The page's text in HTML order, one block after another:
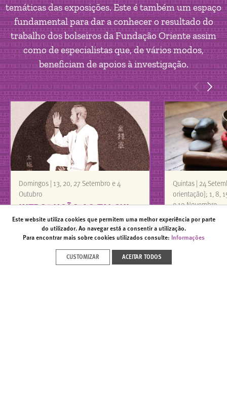
temáticas das exposições. Este é também um espaço
fundamental para dar a conhecer o resultado do
trabalho dos bolseiros da Fundação Oriente assim
como de especialistas que, de vários modos,
beneficiam de apoios à investigação.
< >
Domingos | 13, 20, 27 Setembro e 4
Outubro
SEMINÁRIO
Quintas | 24
orientação]; 1, 8,
e 19 Novembro
Dia de prática de
Este website utiliza cookies que permitem uma melhor experiência por parte
do utilizador. Ao navegar está a consentir a utilização.
Para encontrar mais sobre cookies utilizados consulte:
Informações
CUSTOMIZAR ACEITAR TODOS